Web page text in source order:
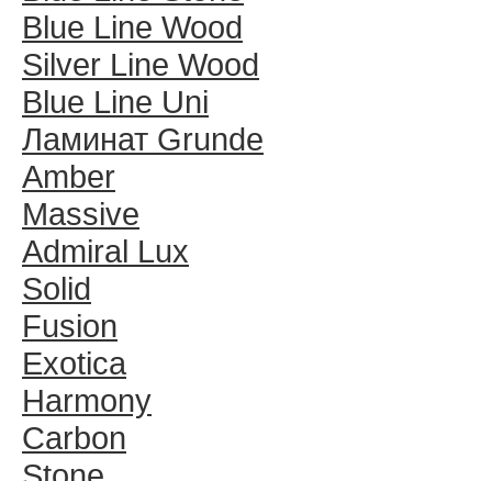
Blue Line Wood
Silver Line Wood
Blue Line Uni
Ламинат Grunde
Amber
Massive
Admiral Lux
Solid
Fusion
Exotica
Harmony
Carbon